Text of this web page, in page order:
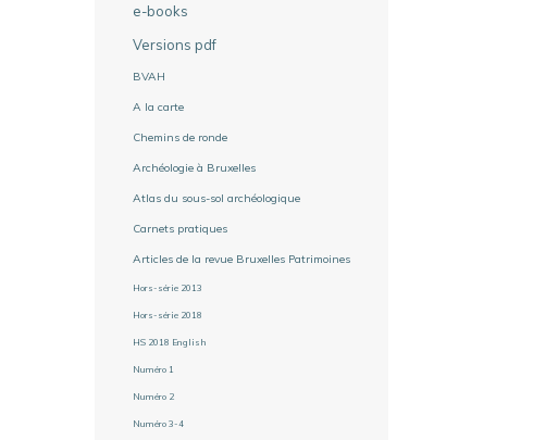
e-books
Versions pdf
BVAH
A la carte
Chemins de ronde
Archéologie à Bruxelles
Atlas du sous-sol archéologique
Carnets pratiques
Articles de la revue Bruxelles Patrimoines
Hors-série 2013
Hors-série 2018
HS 2018 English
Numéro 1
Numéro 2
Numéro 3-4